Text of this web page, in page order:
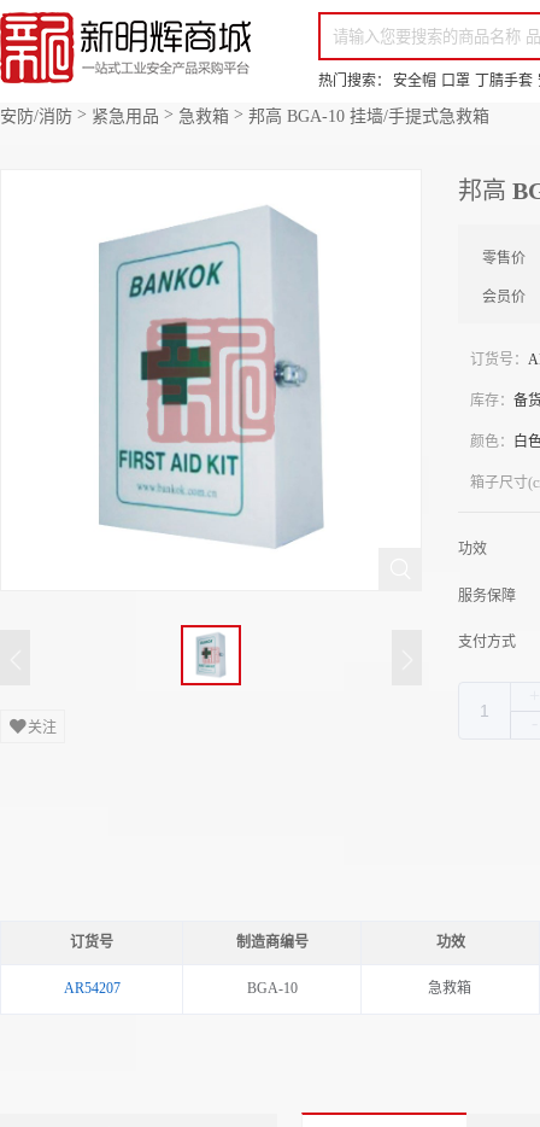
你好，欢迎来到新明辉！ 请登录
免费注册
专属服务 超低折扣价
热门搜索：
安全帽 口罩 丁腈手套
全部商品分类 场景采购 品
安防/消防 > 紧急用品 > 急救箱 > 邦高 BGA-10 挂墙/手提式急救箱
关注
邦高
零售价
会员价
订货号：
库存： 备
颜色： 白
箱子尺寸
功效
服务保障
支付方式
订货号 制造商编号 功效
AR54207 BGA-10 急救箱